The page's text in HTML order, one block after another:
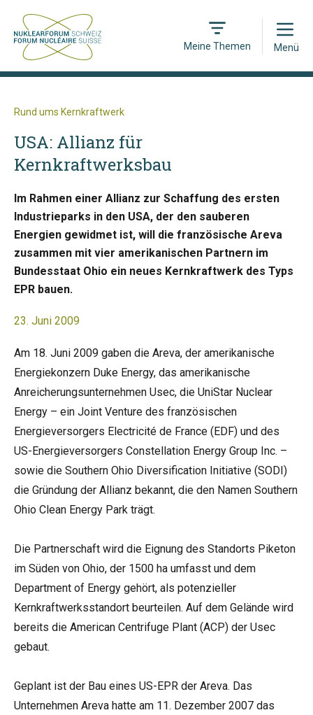
Meine Themen
Open
Menü
Rund ums Kernkraftwerk
USA: Allianz für
Kernkraftwerksbau
Im Rahmen einer Allianz zur Schaffung des ersten
Industrieparks in den USA, der den sauberen
Energien gewidmet ist, will die französische Areva
zusammen mit vier amerikanischen Partnern im
Bundesstaat Ohio ein neues Kernkraftwerk des Typs
EPR bauen.
23. Juni 2009
Am 18. Juni 2009 gaben die Areva, der amerikanische
Energiekonzern Duke Energy, das amerikanische
Anreicherungsunternehmen Usec, die UniStar Nuclear
Energy – ein Joint Venture des französischen
Energieversorgers Electricité de France (EDF) und des
US-Energieversorgers Constellation Energy Group Inc. –
sowie die Southern Ohio Diversification Initiative (SODI)
die Gründung der Allianz bekannt, die den Namen Southern
Ohio Clean Energy Park trägt.
Die Partnerschaft wird die Eignung des Standorts Piketon
im Süden von Ohio, der 1500 ha umfasst und dem
Department of Energy gehört, als potenzieller
Kernkraftwerksstandort beurteilen. Auf dem Gelände wird
bereits die American Centrifuge Plant (ACP) der Usec
gebaut.
Geplant ist der Bau eines US-EPR der Areva. Das
Unternehmen Areva hatte am 11. Dezember 2007 das